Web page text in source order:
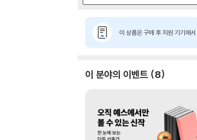
이 상품은 구매 후 지원 기기에서
이 분야의 이벤트 8